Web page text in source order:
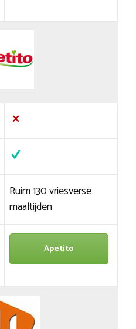
Ruim 130 vriesverse
maaltijden
Apetito